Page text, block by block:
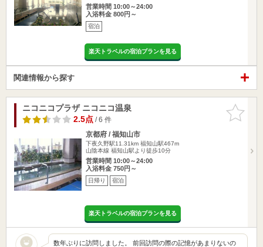
営業時間 10:00～24:00
入浴料金 800円～
宿泊
楽天トラベルの宿泊プランを見る
関連情報から探す
お気に入
りに追加
ニコニコプラザ ニコニコ温泉
2.5点/ 6 件
京都府 / 福知山市
下夜久野駅11.31km 福知山駅467m
山陰本線 福知山駅より徒歩10分
営業時間 10:00～24:00
入浴料金 750円～
日帰り 宿泊
楽天トラベルの宿泊プランを見る
数年ぶりに訪問しました。 前回訪問の際の記憶があまりないの